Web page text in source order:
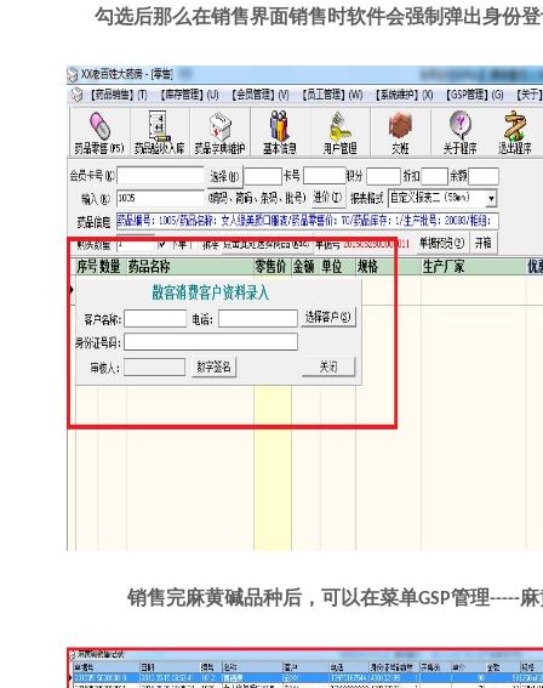
勾选后那么在销售界面销售时软件会强制弹出身份
销售完麻黄碱品种后，可以在菜单GSP管理-----麻